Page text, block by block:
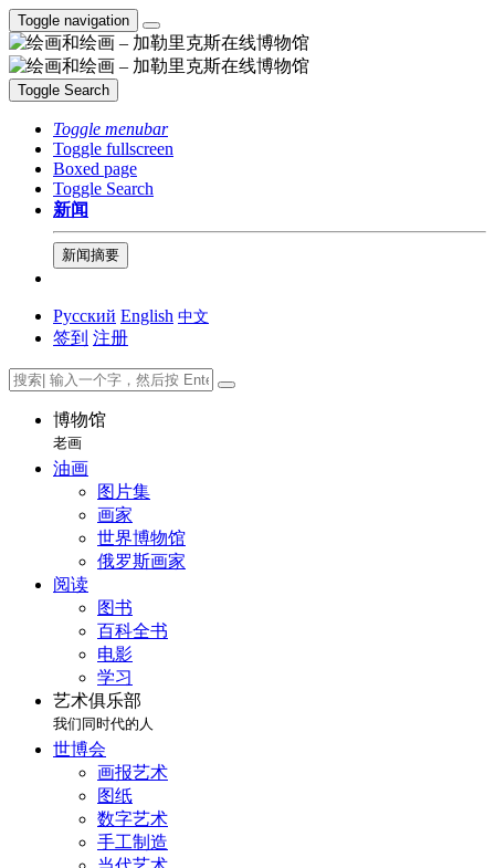
Toggle navigation
Toggle Search
Toggle menubar
Toggle fullscreen
Boxed page
Toggle Search
新闻
新闻摘要
Русский English 中文
签到 注册
博物馆
老画
油画
图片集
画家
世界博物馆
俄罗斯画家
阅读
图书
百科全书
电影
学习
艺术俱乐部
我们同时代的人
世博会
画报艺术
图纸
数字艺术
手工制造